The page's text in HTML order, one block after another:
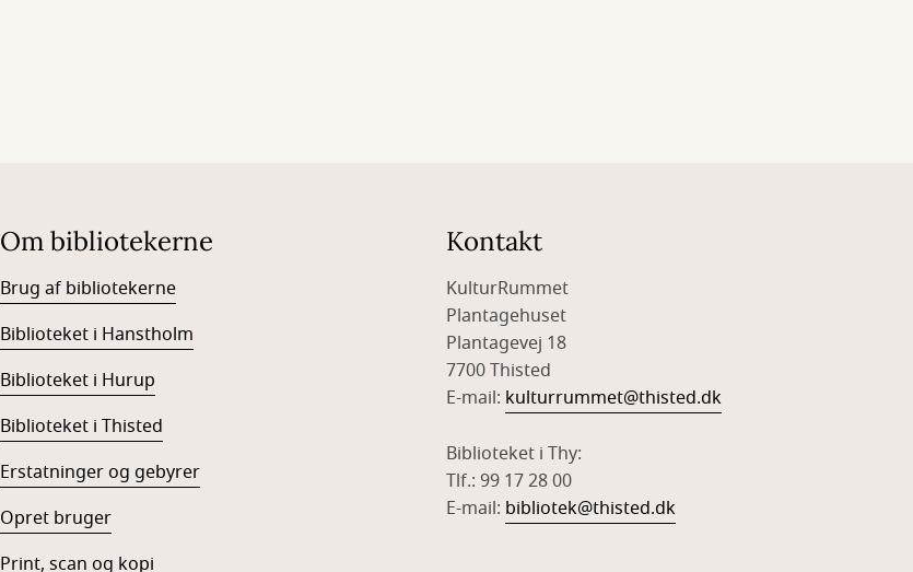
Om bibliotekerne
Brug af bibliotekerne
Biblioteket i Hanstholm
Biblioteket i Hurup
Biblioteket i Thisted
Erstatninger og gebyrer
Opret bruger
Print, scan og kopi
Kontakt
KulturRummet
Plantagehuset
Plantagevej 18
7700 Thisted
E-mail: kulturrummet@thisted.dk
Biblioteket i Thy:
Tlf.: 99 17 28 00
E-mail: bibliotek@thisted.dk